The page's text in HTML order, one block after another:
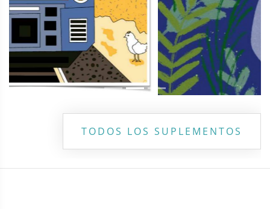
TODOS LOS SUPLEMENTOS